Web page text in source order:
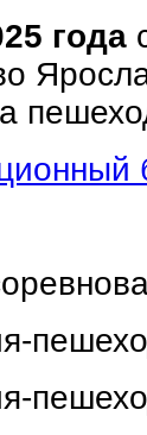
года